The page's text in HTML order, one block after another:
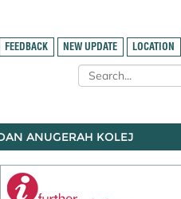
FEEDBACK NEW UPDATE LOCATION
ANUGERAH KOLEJ